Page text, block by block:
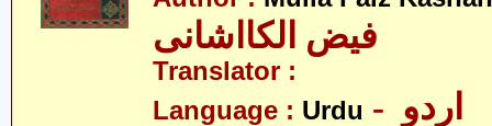
فیض الکااشانی
Translator :
Language : Urdu